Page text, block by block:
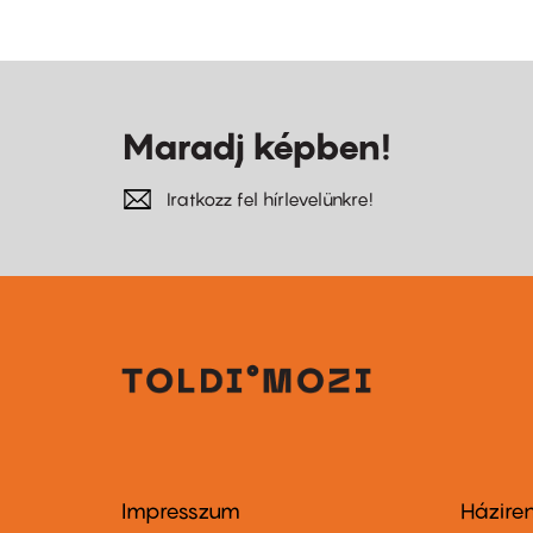
Maradj képben!
Iratkozz fel hírlevelünkre!
Impresszum